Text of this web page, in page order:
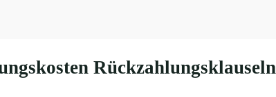
Rückzahlungsklauseln